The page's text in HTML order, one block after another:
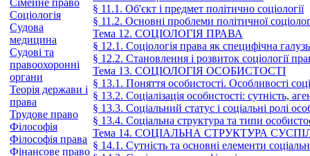
Сімейне право
Соціологія
Судова
медицина
Судові та
правоохоронні
органи
Теорія держави і
права
Трудове право
Філософія
Філософія права
Фінансове право
§ 11.1. Об'єкт і предмет політично соціології
§ 11.2. Основні проблеми політичної
Тема 12. СОЦІОЛОГІЯ ПРАВА
§ 12.1. Соціологія права як специфічна галузь
§ 12.2. Становлення і розвиток соціології
Тема 13. СОЦІОЛОГІЯ ОСОБИСТОСТІ
§ 13.1. Поняття особистості. Особливості
§ 13.2. Соціалізація особистості: сутність,
§ 13.3. Соціальний статус і соціальні ролі
§ 13.4. Соціальна структура та типи
Тема 14. СОЦІАЛЬНА СТРУКТУРА
§ 14.1. Сутність та основні елементи